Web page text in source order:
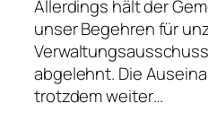
Allerdings hält der
unser Begehren für
abgelehnt. Die
trotzdem weiter…